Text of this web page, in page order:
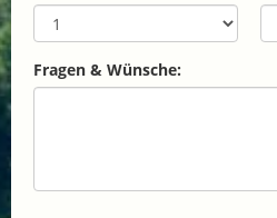
Fragen & Wünsche: